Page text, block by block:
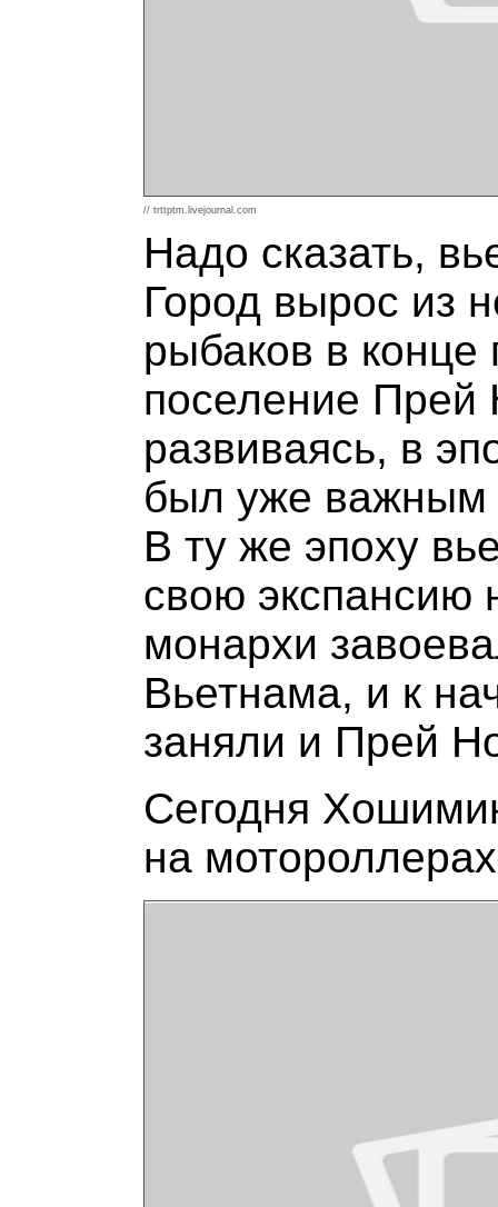
// trttptm.livejournal.com
Надо сказать,
Город вырос из
рыбаков в конце
поселение Прей
развиваясь, в
был уже важным
В ту же эпоху
свою экспансию
монархи
Вьетнама, и к
заняли и Прей
Сегодня
на